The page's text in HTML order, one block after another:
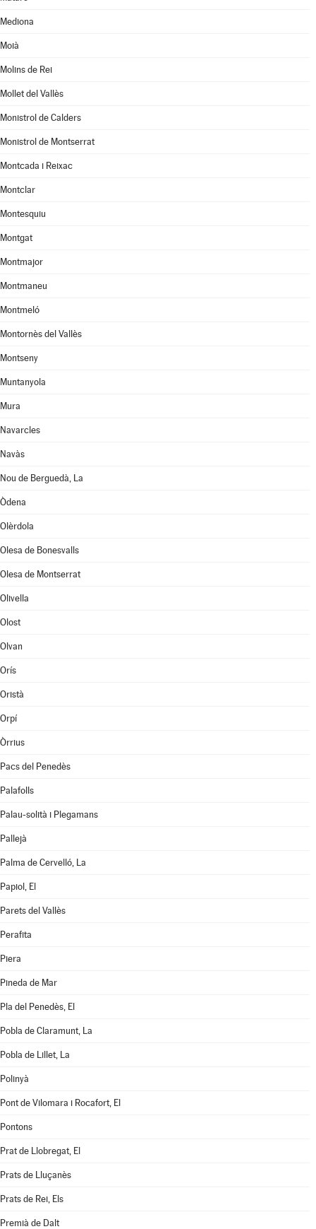
Mediona
Moià
Molins de Rei
Mollet del Vallès
Monistrol de Calders
Monistrol de Montserrat
Montcada i Reixac
Montclar
Montesquiu
Montgat
Montmajor
Montmaneu
Montmeló
Montornès del Vallès
Montseny
Muntanyola
Mura
Navarcles
Navàs
Nou de Berguedà, La
Òdena
Olèrdola
Olesa de Bonesvalls
Olesa de Montserrat
Olivella
Olost
Olvan
Orís
Oristà
Orpí
Òrrius
Pacs del Penedès
Palafolls
Palau-solità i Plegamans
Pallejà
Palma de Cervelló, La
Papiol, El
Parets del Vallès
Perafita
Piera
Pineda de Mar
Pla del Penedès, El
Pobla de Claramunt, La
Pobla de Lillet, La
Polinyà
Pont de Vilomara i Rocafort, El
Pontons
Prat de Llobregat, El
Prats de Lluçanès
Prats de Rei, Els
Premià de Dalt